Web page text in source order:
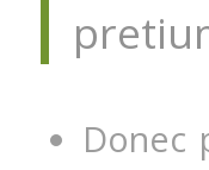
Donec